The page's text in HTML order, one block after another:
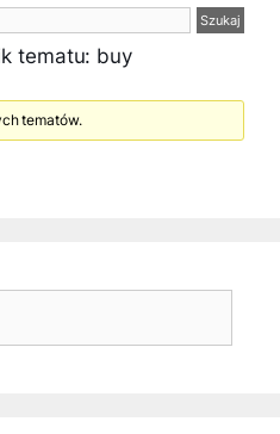
tematu: buy
tematów.